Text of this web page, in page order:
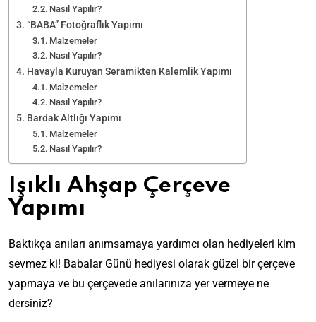
Nasıl Yapılır?
“BABA” Fotoğraflık Yapımı
Malzemeler
Nasıl Yapılır?
Havayla Kuruyan Seramikten Kalemlik Yapımı
Malzemeler
Nasıl Yapılır?
Bardak Altlığı Yapımı
Malzemeler
Nasıl Yapılır?
Işıklı Ahşap Çerçeve
Yapımı
Baktıkça anıları anımsamaya yardımcı olan hediyeleri kim
sevmez ki! Babalar Günü hediyesi olarak güzel bir çerçeve
yapmaya ve bu çerçevede anılarınıza yer vermeye ne
dersiniz?